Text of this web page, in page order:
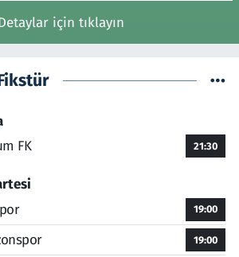
için tıklayın
FK
21:30
19:00
19:00